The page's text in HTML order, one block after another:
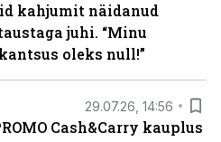
kahjumit näidanud
juhi. “Minu
oleks null!”
29.07.26, 14:56
Cash&Carry kauplus